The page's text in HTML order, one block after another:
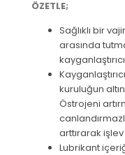
ÖZETLE;
Sağlıklı bir
arasında
kuruluğun
Östrojeni
arttırarak
Lubrikant